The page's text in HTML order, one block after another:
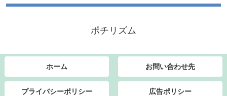
ポチリズム
ホーム お問い合わせ先
プライバシーポリシー 広告ポリシー